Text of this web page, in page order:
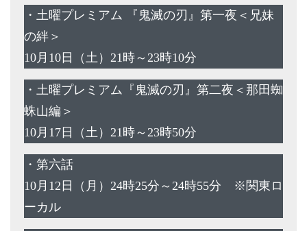
・土曜プレミアム 『鬼滅の刃』第一夜＜兄妹
の絆＞
10月10日（土）21時～23時10分
・土曜プレミアム『鬼滅の刃』第二夜＜那田蜘
蛛山編＞
10月17日（土）21時～23時50分
・第六話
10月12日（月）24時25分～24時55分 ※関東ロ
ーカル